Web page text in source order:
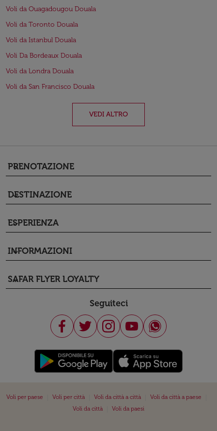
Voli da Ouagadougou Douala
Voli da Toronto Douala
Voli da Istanbul Douala
Voli Da Bordeaux Douala
Voli da Londra Douala
Voli da San Francisco Douala
VEDI ALTRO
PRENOTAZIONE
keyboard_arrow_down
DESTINAZIONE
keyboard_arrow_down
ESPERIENZA
keyboard_arrow_down
INFORMAZIONI
keyboard_arrow_down
SAFAR FLYER LOYALTY
keyboard_arrow_down
Seguiteci
Voli per paese Voli per città Voli da città a città Voli da città a paese
Voli da città
Voli da paesi